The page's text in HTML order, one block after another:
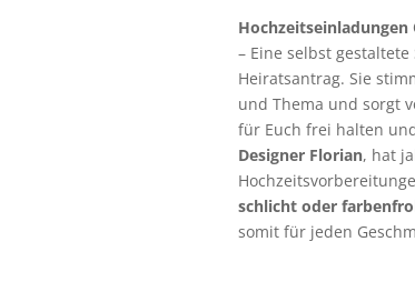
Hochzeitseinladungen
– Eine selbst
Heiratsantrag. Sie
und Thema und sorgt
für Euch frei halten
Designer Florian, hat
schlicht oder
somit für jeden